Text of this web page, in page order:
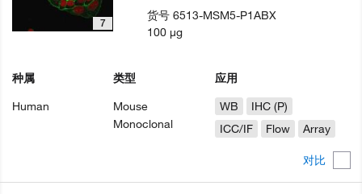
对比
7
种属
Human
类型
Mouse
Monoclonal
应用
WB
IHC (P)
ICC/IF
Flow Array
货号6513-MSM5-P1ABX
100 µg